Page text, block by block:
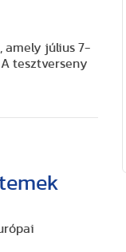
amely július 7-
tesztverseny